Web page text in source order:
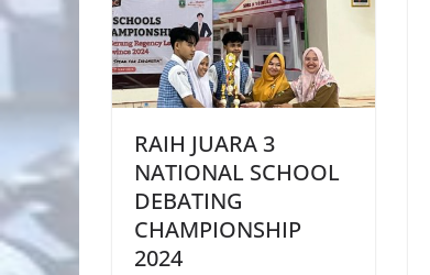
RAIH JUARA 3
NATIONAL SCHOOL
DEBATING
CHAMPIONSHIP
2024